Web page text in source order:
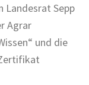
Landesrat Sepp
Agrar
und die